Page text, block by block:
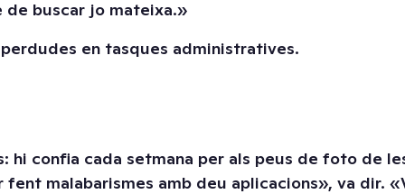
buscar jo mateixa.»
en tasques administratives.
hi confia cada setmana per als peus de foto de
malabarismes amb deu aplicacions», va dir.